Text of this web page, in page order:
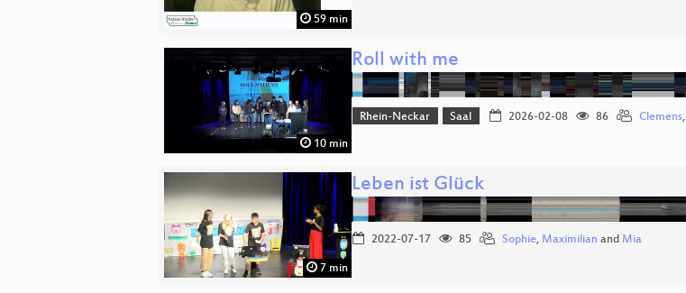
59 min
10 min
Roll with me
Rhein-Neckar Saal 2026-02-08 86 Clemens,
7 min
Leben ist Glück
2022-07-17 85 Sophie, Maximilian and Mia